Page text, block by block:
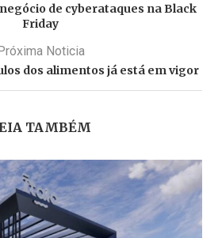
de cyberataques na Black
Friday
Noticia
dos alimentos já está em vigor
TAMBÉM